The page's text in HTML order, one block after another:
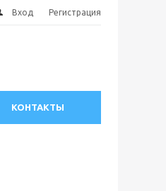
Вход Регистрация
КОНТАКТЫ